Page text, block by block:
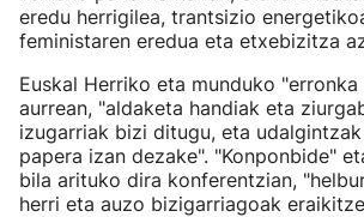
eredu herrigilea, trantsizio
feministaren eredua eta etxebizitza
Euskal Herriko eta munduko
aurrean, "aldaketa handiak eta
izugarriak bizi ditugu, eta
papera izan dezake". "Konponbide"
bila arituko dira konferentzian,
herri eta auzo bizigarriagoak